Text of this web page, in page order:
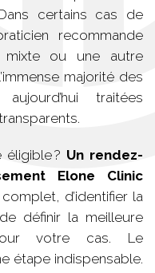
certains cas de
recommande
mixte ou une autre
majorité des
traitées
éligible ? Un rendez-
Elone Clinic
d’identifier la
définir la meilleure
votre cas. Le
étape indispensable.